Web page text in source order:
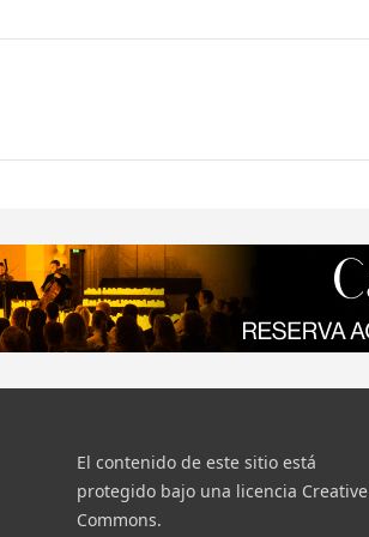
El contenido de este sitio está
protegido bajo una licencia Creative
Commons.